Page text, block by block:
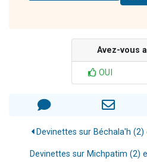
Avez-vous
OUI
Devinettes sur Béchala'h (2)
Devinettes sur Michpatim (2)